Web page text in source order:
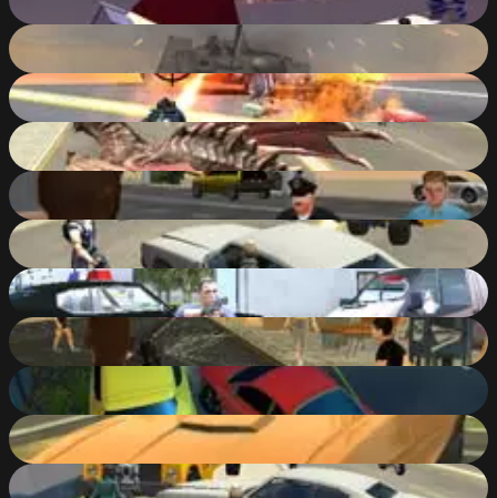
84
Tank Driver Simulator
79
Amazing Crime Strange Stickman Rope Vice Vegas
88%
Cars Thief Dragon Edition
85
%
Grand Shift Auto
85%
Cars Thief 2: Tank Edition
80
Grand Action Crime: New York Car Gang
86%
Grand Gang: Crime Island
78
Parking Fury 3D: Night Thief
73%
Parking Fury 3D
77%
Cars Thief